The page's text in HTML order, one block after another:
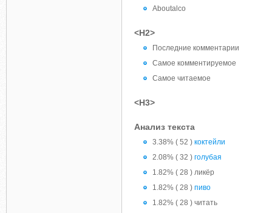
Aboutalco
<H2>
Последние комментарии
Самое комментируемое
Самое читаемое
<H3>
Анализ текста
3.38% ( 52 ) коктейли
2.08% ( 32 ) голубая
1.82% ( 28 ) ликёр
1.82% ( 28 ) пиво
1.82% ( 28 ) читать